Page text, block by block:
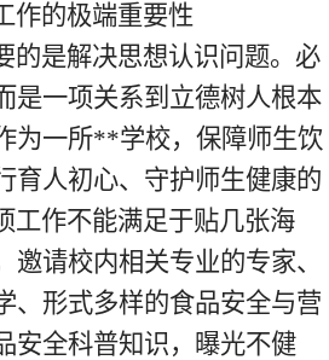
作的极端重要性
的是解决思想认识问题。必
是一项关系到立德树人根本
为一所**学校，保障师生饮
育人初心、守护师生健康的
工作不能满足于贴几张海
请校内相关专业的专家、
、形式多样的食品安全与营
安全科普知识，曝光不健